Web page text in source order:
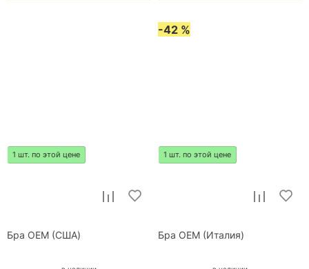
1 шт. по этой цене
Бра OEM (США)
-42 %
1 шт. по этой цене
Бра OEM (Италия)